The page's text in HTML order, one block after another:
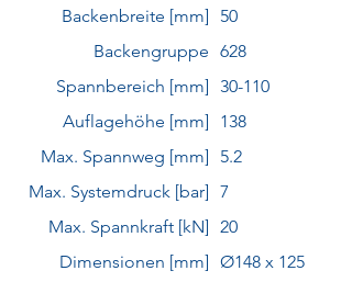
Backenbreite [mm] 50
Backengruppe 628
Spannbereich [mm] 30-110
Auflagehöhe [mm]
138
Max. Spannweg [mm] 5.2
Max. Systemdruck [bar] 7
Max. Spannkraft [kN] 20
Dimensionen [mm] Ø148 x 125